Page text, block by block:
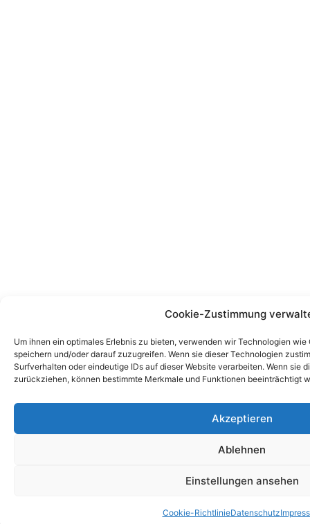
Cookie-Zustimmung
Um ihnen ein optimales Erlebnis zu bieten, verwenden wir Technologien
speichern und/oder darauf zuzugreifen. Wenn sie dieser Technologien
Surfverhalten oder eindeutige IDs auf dieser Website verarbeiten. Wenn sie
zurückziehen, können bestimmte Merkmale und Funktionen beeinträchtigt
Akzeptieren
Ablehnen
Einstellungen ansehen
Cookie-RichtlinieDatenschutz